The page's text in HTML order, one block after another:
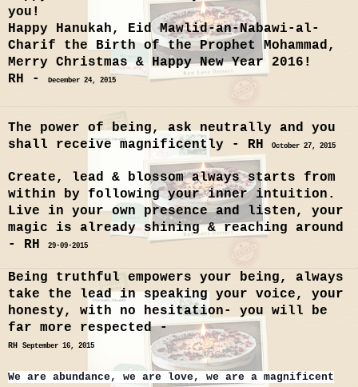
you!
Happy Hanukah, Eid Mawlid-an-Nabawi-al-
Charif the Birth of the Prophet Mohammad,
Merry Christmas & Happy New Year 2016!
RH -
December 24, 2015
The power of being, ask neutrally and you
shall receive magnificently - RH
October 27, 2015
Create, lead & blossom always starts from
within by following your inner intuition.
Live in your own presence and listen, your
magic is already shining & reaching around
- RH
29-09-2015
Being truthful empowers your being, always
take the lead in speaking your voice, your
honesty, with no hesitation- you will be
far more respected -
RH September 16, 2015
We are abundance, we are love, we are a magnificent